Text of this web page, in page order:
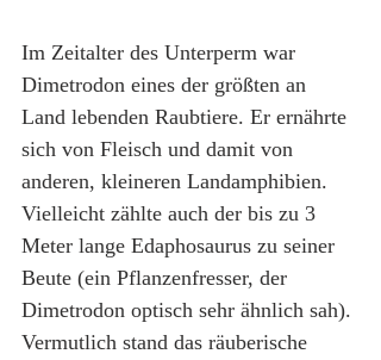
Im Zeitalter des Unterperm war
Dimetrodon eines der größten an
Land lebenden Raubtiere. Er ernährte
sich von Fleisch und damit von
anderen, kleineren Landamphibien.
Vielleicht zählte auch der bis zu 3
Meter lange Edaphosaurus zu seiner
Beute (ein Pflanzenfresser, der
Dimetrodon optisch sehr ähnlich sah).
Vermutlich stand das räuberische